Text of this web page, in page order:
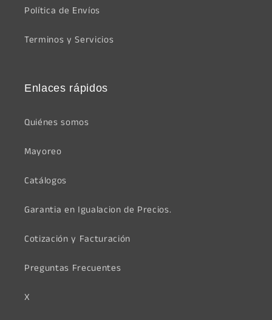
Política de Envíos
Terminos y Servicios
Enlaces rápidos
Quiénes somos
Mayoreo
Catálogos
Garantia en Igualacion de Precios.
Cotización y Facturación
Preguntas Frecuentes
X